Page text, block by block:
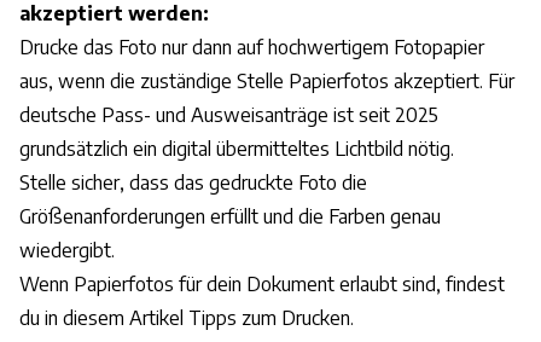
akzeptiert werden:
Drucke das Foto nur dann auf hochwertigem Fotopapier
aus, wenn die zuständige Stelle Papierfotos akzeptiert. Für
deutsche Pass- und Ausweisanträge ist seit 2025
grundsätzlich ein digital übermitteltes Lichtbild nötig.
Stelle sicher, dass das gedruckte Foto die
Größenanforderungen erfüllt und die Farben genau
wiedergibt.
Wenn Papierfotos für dein Dokument erlaubt sind, findest
du in diesem Artikel Tipps zum Drucken.